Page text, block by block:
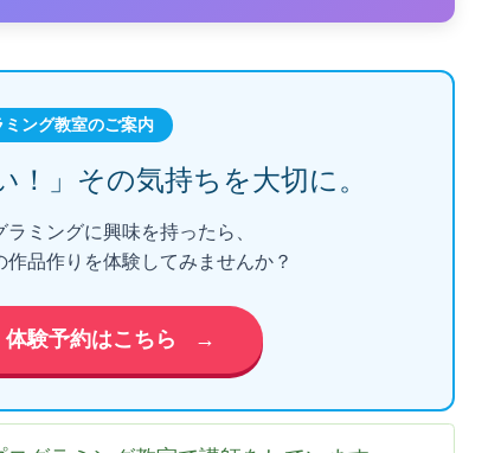
ミング教室のご案内
！」 その気持ちを大切に。
ミングに興味を持ったら、
品作りを体験してみませんか？
験予約はこちら →